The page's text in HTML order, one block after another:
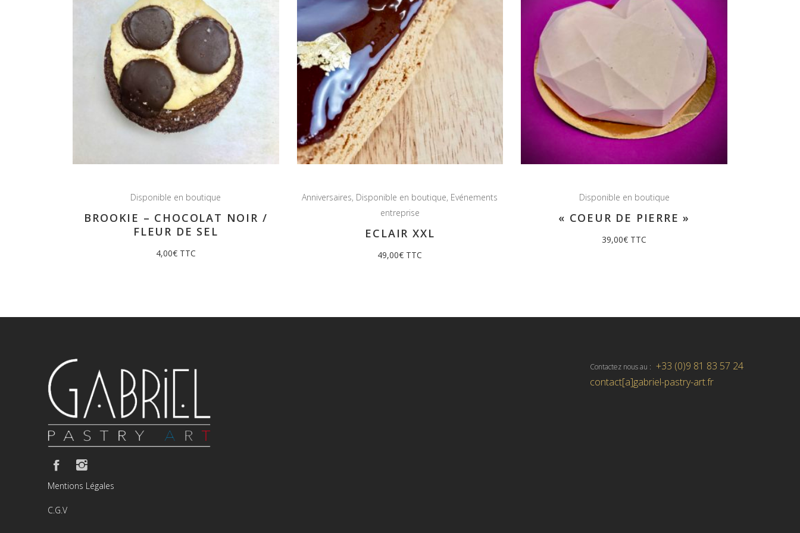
Disponible en boutique
BROOKIE – CHOCOLAT NOIR /
FLEUR DE SEL
4,00€ TTC
Anniversaires, Disponible en boutique, Evénements
entreprise
ECLAIR XXL
49,00€ TTC
Disponible en boutique
« COEUR DE PIERRE »
39,00€ TTC
Mentions Légales
C.G.V
Contactez nous au : +33 (0)9 81 83 57 24
contact[a]gabriel-pastry-art.fr